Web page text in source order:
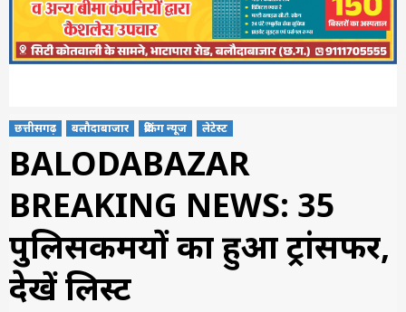
छत्तीसगढ़ बलौदाबाजार ब्रेकिंग न्यूज लेटेस्ट
BALODABAZAR
BREAKING NEWS: 35
पुलिसकर्मियों का हुआ ट्रांसफर,
देखें लिस्ट